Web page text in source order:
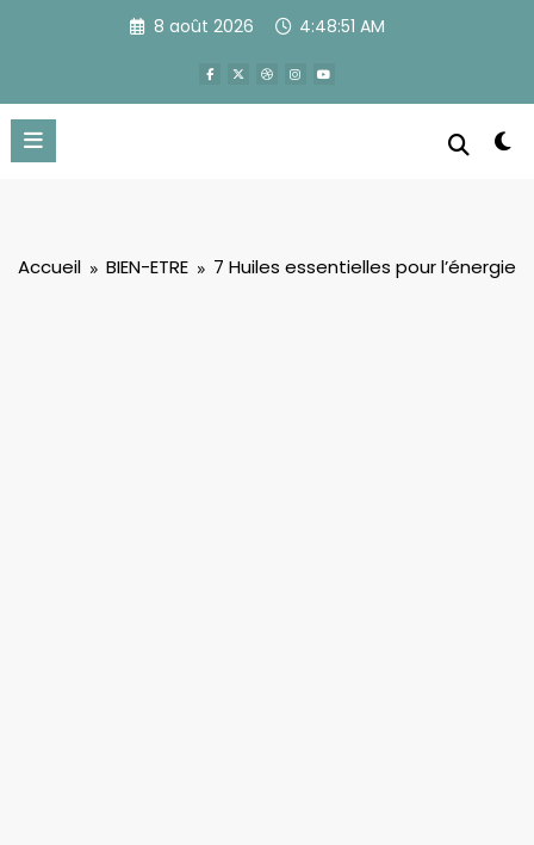
8 août 2026 4:48:52 AM
Accueil BIEN-ETRE 7 Huiles essentielles pour l’énergie